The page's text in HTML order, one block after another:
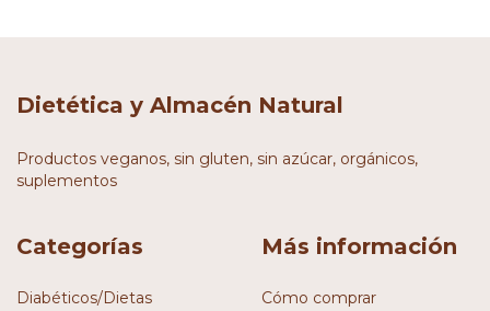
Dietética y Almacén Natural
Productos veganos, sin gluten, sin azúcar, orgánicos,
suplementos
Categorías
Diabéticos/Dietas
Más información
Cómo comprar